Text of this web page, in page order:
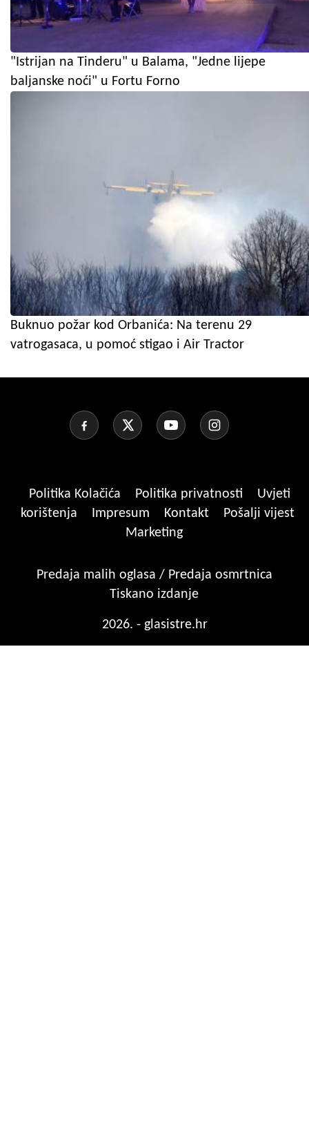
"Istrijan na Tinderu" u Balama, "Jedne lijepe
baljanske noći" u Fortu Forno
Buknuo požar kod Orbanića: Na terenu 29
vatrogasaca, u pomoć stigao i Air Tractor
Politika Kolačića Politika privatnosti
Uvjeti
korištenja
Impresum Kontakt
Pošalji vijest
Marketing
Predaja malih oglasa / Predaja osmrtnica
Tiskano izdanje
2026. - glasistre.hr